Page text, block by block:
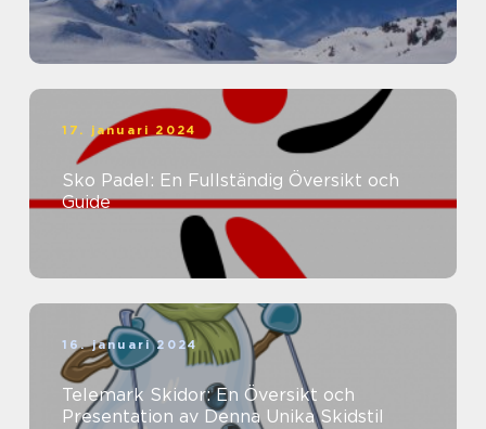
17. januari 2024
Sko Padel: En Fullständig Översikt och
Guide
16. januari 2024
Telemark Skidor: En Översikt och
Presentation av Denna Unika Skidstil